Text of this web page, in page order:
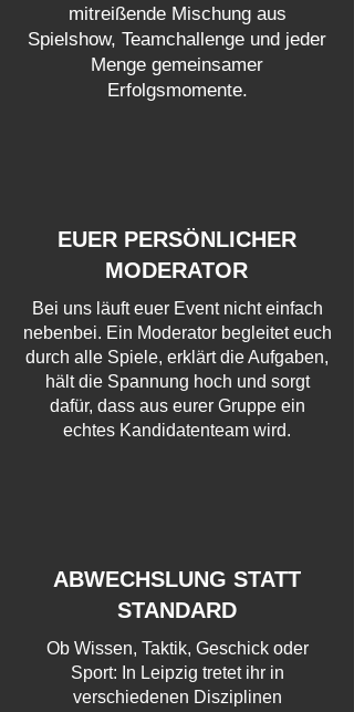
mitreißende Mischung aus
Spielshow, Teamchallenge und jeder
Menge gemeinsamer
Erfolgsmomente.
EUER PERSÖNLICHER
MODERATOR
Bei uns läuft euer Event nicht einfach
nebenbei. Ein Moderator begleitet euch
durch alle Spiele, erklärt die Aufgaben,
hält die Spannung hoch und sorgt
dafür, dass aus eurer Gruppe ein
echtes Kandidatenteam wird.
ABWECHSLUNG STATT
STANDARD
Ob Wissen, Taktik, Geschick oder
Sport: In Leipzig tretet ihr in
verschiedenen Disziplinen